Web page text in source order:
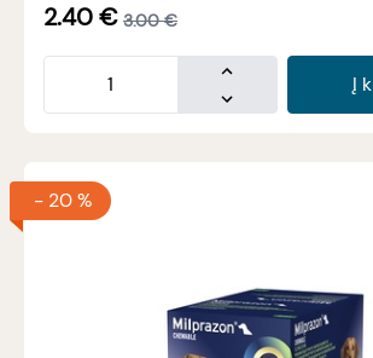
2.40€ 3.00 €
Į
- 20 %